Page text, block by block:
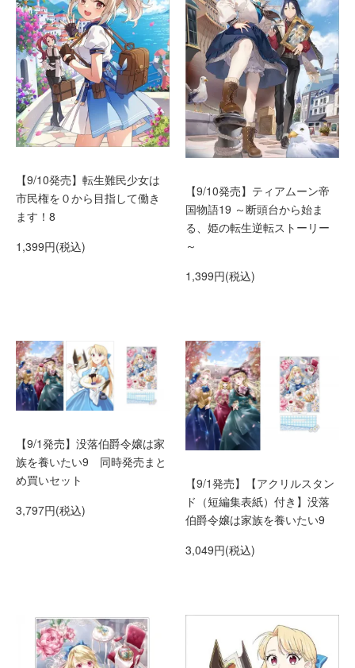
【9/10発売】転生難民少女は
市民権を０から目指して働き
ます！8
1,399円(税込)
【9/10発売】ティアムーン帝
国物語19 ～断頭台から始ま
る、姫の転生逆転ストーリー
～
1,399円(税込)
【9/1発売】没落伯爵令嬢は家
族を養いたい9 同時発売まと
め買いセット
3,797円(税込)
【9/1発売】【アクリルスタン
ド（短編集表紙）付き】没落
伯爵令嬢は家族を養いたい9
3,049円(税込)